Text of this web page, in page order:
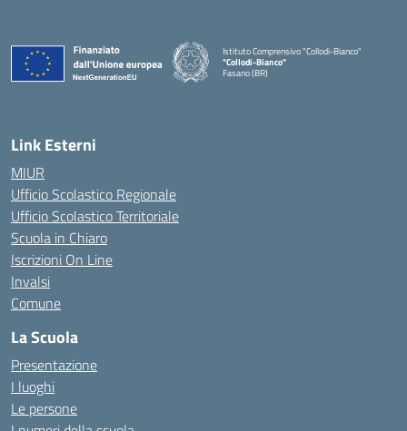
Istituto Comprensivo "Collodi-Bianco"
"Collodi-Bianco"
Fasano (BR)
Link Esterni
MIUR
Ufficio Scolastico Regionale
Ufficio Scolastico Territoriale
Scuola in Chiaro
Iscrizioni On Line
Invalsi
Comune
La Scuola
Presentazione
I luoghi
Le persone